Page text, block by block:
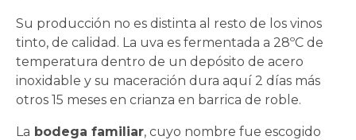
Su producción no es distinta al resto de los vinos
tinto, de calidad. La uva es fermentada a 28ºC de
temperatura dentro de un depósito de acero
inoxidable y su maceración dura aquí 2 días más
otros 15 meses en crianza en barrica de roble.
La bodega familiar, cuyo nombre fue escogido